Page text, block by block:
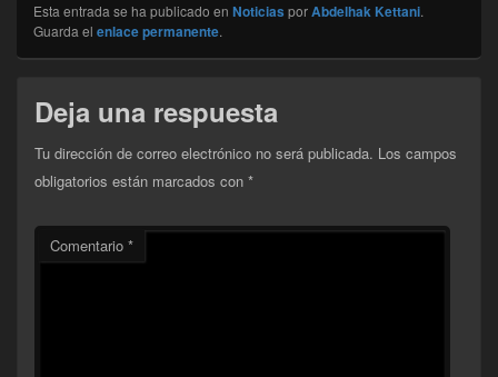
Esta entrada se ha publicado en Noticias porAbdelhak Kettani.
Guarda el enlace permanente.
Deja una respuesta
Tu dirección de correo electrónico no será publicada. Los campos
obligatorios están marcados con *
Comentario *